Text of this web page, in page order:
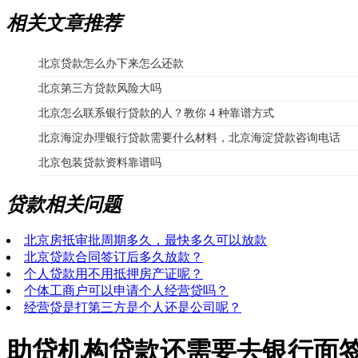
相关文章推荐
北京贷款怎么办下来怎么还款
北京第三方贷款风险大吗
北京怎么联系银行贷款的人？教你 4 种靠谱方式
北京海淀办理银行贷款需要什么材料，北京海淀贷款咨询电话
北京包装贷款资料靠谱吗
贷款相关问题
北京房抵审批周期多久，最快多久可以放款
北京贷款合同签订后多久放款？
个人贷款用不用抵押房产证呢？
个体工商户可以申请个人经营贷吗？
经营贷是打第三方是个人还是公司呢？
助贷机构贷款还需要去银行面